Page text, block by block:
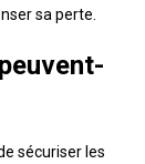
sa perte.
sécuriser les